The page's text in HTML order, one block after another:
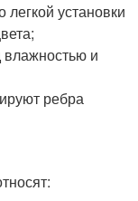
установки
влажностью и
ребра